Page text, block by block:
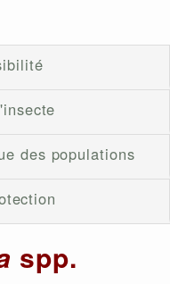
des populations
spp.